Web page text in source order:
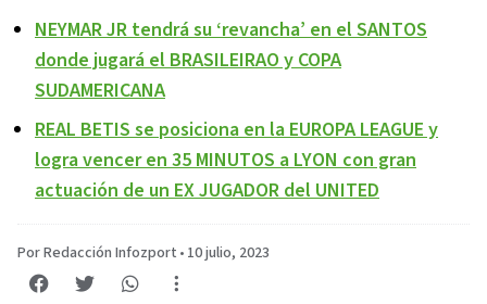
NEYMAR JR tendrá su ‘revancha’ en el SANTOS
donde jugará el BRASILEIRAO y COPA
SUDAMERICANA
REAL BETIS se posiciona en la EUROPA LEAGUE y
logra vencer en 35 MINUTOS a LYON con gran
actuación de un EX JUGADOR del UNITED
Por Redacción Infozport • 10 julio, 2023